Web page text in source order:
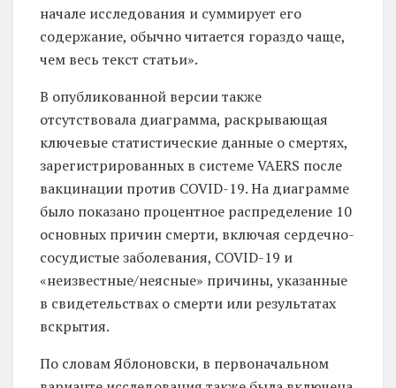
начале исследования и суммирует его
содержание, обычно читается гораздо чаще,
чем весь текст статьи».
В опубликованной версии также
отсутствовала диаграмма, раскрывающая
ключевые статистические данные о смертях,
зарегистрированных в системе VAERS после
вакцинации против COVID-19. На диаграмме
было показано процентное распределение 10
основных причин смерти, включая сердечно-
сосудистые заболевания, COVID-19 и
«неизвестные/неясные» причины, указанные
в свидетельствах о смерти или результатах
вскрытия.
По словам Яблоновски, в первоначальном